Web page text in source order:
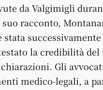
da Valgimigli
racconto,
stata
la credibilità del
Gli
medico-legali, a